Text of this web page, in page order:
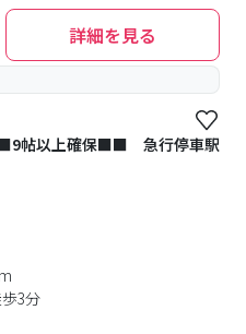
詳細を見る
帖以上確保■■ 急行停車駅
3分